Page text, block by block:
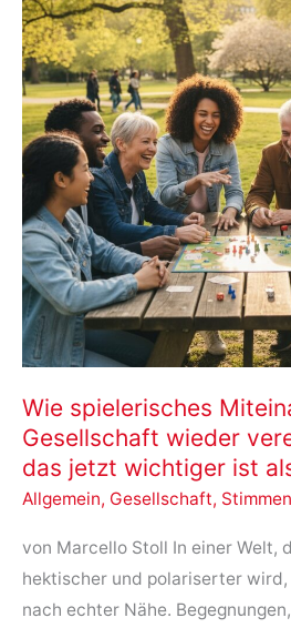
Wie spielerisches
Gesellschaft wieder
das jetzt wichtiger ist
Allgemein, Gesellschaft,
von Marcello Stoll In einer Welt,
hektischer und polariserter
nach echter Nähe.